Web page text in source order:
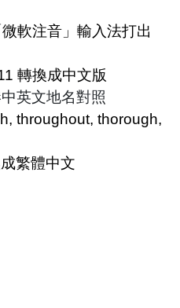
軟注音」輸入法打出
轉換成中文版
英文地名對照
throughout, thorough,
繁體中文